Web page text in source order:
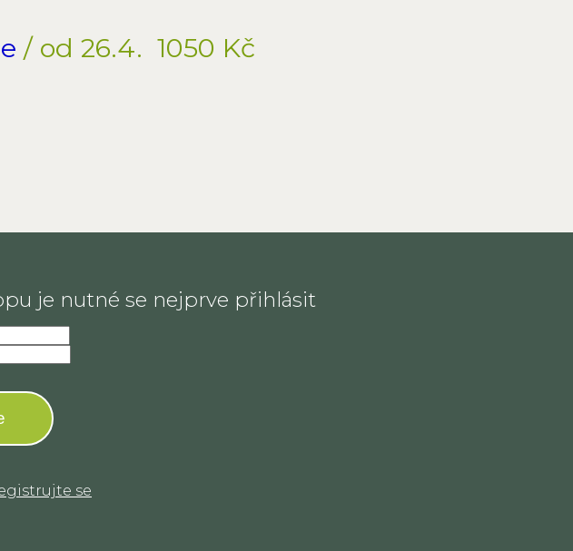
/ od 26.4. 1050 Kč
je nutné se nejprve přihlásit
se